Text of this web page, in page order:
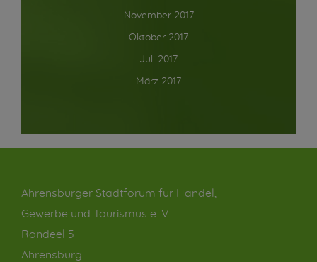
November 2017
Oktober 2017
Juli 2017
März 2017
Ahrensburger Stadtforum für Handel,
Gewerbe und Tourismus e. V.
Rondeel 5
Ahrensburg